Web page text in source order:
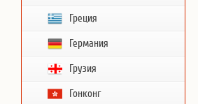
Греция
Германия
Грузия
Гонконг